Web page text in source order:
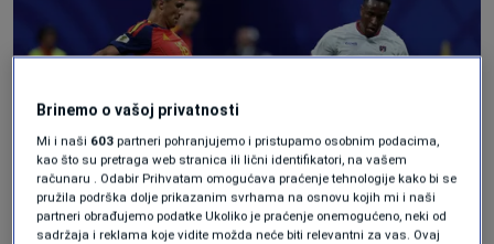
Brinemo o vašoj privatnosti
Mi i naši 603 partneri pohranjujemo i pristupamo osobnim podacima,
kao što su pretraga web stranica ili lični identifikatori, na vašem
računaru . Odabir Prihvatam omogućava praćenje tehnologije kako bi se
pružila podrška dolje prikazanim svrhama na osnovu kojih mi i naši
partneri obrađujemo podatke Ukoliko je praćenje onemogućeno, neki od
sadržaja i reklama koje vidite možda neće biti relevantni za vas. Ovaj